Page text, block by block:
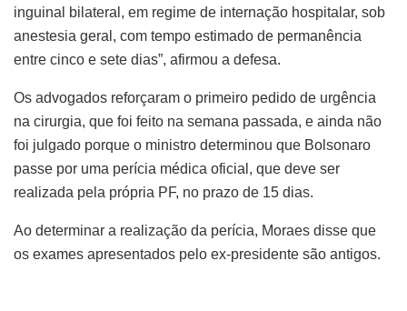
inguinal bilateral, em regime de internação hospitalar, sob
anestesia geral, com tempo estimado de permanência
entre cinco e sete dias”, afirmou a defesa.
Os advogados reforçaram o primeiro pedido de urgência
na cirurgia, que foi feito na semana passada, e ainda não
foi julgado porque o ministro determinou que Bolsonaro
passe por uma perícia médica oficial, que deve ser
realizada pela própria PF, no prazo de 15 dias.
Ao determinar a realização da perícia, Moraes disse que
os exames apresentados pelo ex-presidente são antigos.